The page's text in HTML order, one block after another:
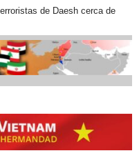
de Daesh cerca de